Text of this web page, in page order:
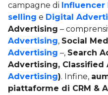
campagne di Influencer
selling e Digital
Advertising –
Advertising, Social
Advertising –, Search
Advertising, Classified
Advertising). Infine,
piattaforme di CRM &